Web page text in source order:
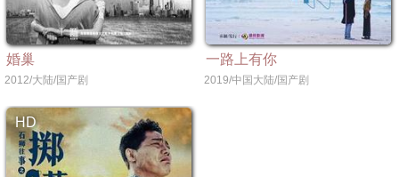
婚巢
2012/大陆/国产剧
一路上有你
2019/中国大陆/国产剧
HD